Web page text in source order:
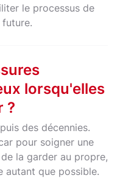
le processus de
lorsqu'elles
?
des décennies.
pour soigner une
la garder au propre,
autant que possible.